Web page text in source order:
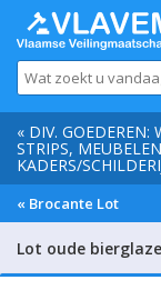
« DIV.
STRIPS,
KADERS/
« Brocante Lot
Lot oude